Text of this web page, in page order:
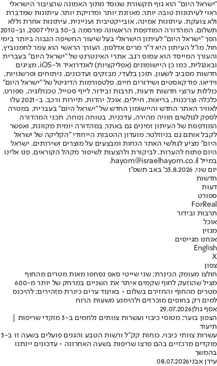
"ישראל היום" הוא גוף תקשורת שנוסד מתוך האמונה שהציבור הישראלי
ראוי לעיתונות טובה יותר, מאוזנת יותר ומדויקת יותר. עיתונות שמדברת
ולא צועקת. עיתונות אמינה, אובייקטיבית ועניינית. עיתונות אחרת וללא
תשלום. המהדורה המודפסת הראשונה פורסמה ב-30 ביולי 2007, וב-2010
הפך "ישראל היום" לעיתון הישראלי בעל שיעור החשיפה הגבוה ביותר בימי
חול. מו"ל העיתון היא ד"ר מרים אדלסון. העורך הראשי הוא עמר לחמנוביץ,
והעורך המייסד הוא עמוס רגב. אתרי האינטרנט של "ישראל היום" בעברית
ובאנגלית, כמו כן היישומונים (אפליקציות) לאנדרואיד ול-iOS, מציגים
חדשות מסביב לשעון, תוכן בלעדי, מבזקים ועדכונים, ניתוחים ופרשנויות,
וידיאו, פודקאסטים ושידורים חיים. פלטפורמות הדיגיטל של "ישראל היום"
כוללות ערוצי חדשות ודעות, תרבות ובידור, לייף סטייל, טכנולוגיה, ספורט,
כלכלה וצרכנות, בריאות, חיילים, אוכל, יהדות, תיירות ורכב. ב-2021 עלו
לאוויר האתר החדש והיישומון החדש של "ישראל היום" בעברית, במטרה
לספק לגולשים חוויה מהירה, עדכנית, בטוחה ונוחה. תכני המהדורה
המודפסת של העיתון זמינים גם באתר, במהדורה יומית מקוונת, ואפשר
לקבל אותם גם בניוזלטר. מועדון ההטבות הייחודי "הקליקה של ישראל
היום" מציע לגולשי האתר הנחות ומבצעים על מוצרים ושירותים. ישראל
היום פתוח להערות, לביקורת ולהצעות לשיפור מקהל הקוראים. פנו אלינו
במייל hayom@israelhayom.co.il.
יום שני, 3.8.2026
כ' באב תשפ"ו
חדשות
דעות
ספורט
ForReal
תרבות ובידור
אוכל
מגזין
אנחנו מגייסים
English
X
צפון
חולצו מעומק הכינרת: שני שייטי סאפ נסחפו מאות מטרים מהחוף
מציל שהוזעק לחוף שקמים איתר את השניים במרחק של יותר מ-600
מטרים מהחוף והחזירם בשלום • באיגוד ערים כינרת מזהירים: להיכנס
למים רק בחופים מוכרזים ולהימנע משעות הרוח
אסף גולן29.07.2026
הצפון בוער: מטוסי כיבוי ועשרות צוותים נלחמים ב-3 מוקדי שריפות |
תיעוד
עשרות צוותי כיבוי, כוחות קק"ל ורשות הטבע והגנים פועלים בשעה זו ב-3
מוקדים מרכזיים בהם פרצו שריפות בשעה האחרונה • עדכונים יינתנו
בהמשך
עידן אבני08.07.2026